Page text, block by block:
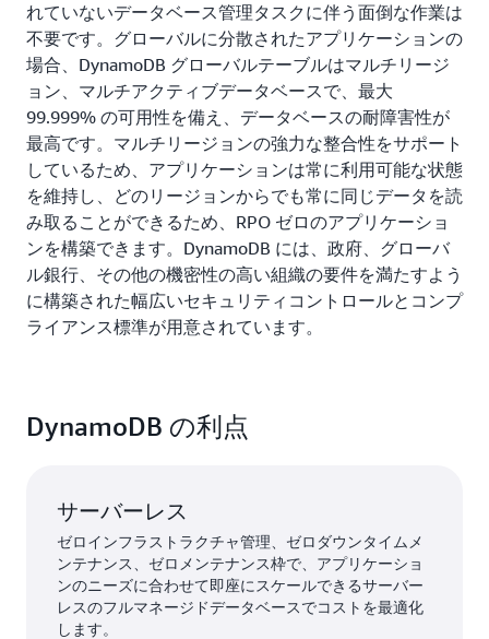
れていないデータベース管理タスクに伴う面倒な作業は
不要です。グローバルに分散されたアプリケーションの
場合、DynamoDB グローバルテーブルはマルチリージ
ョン、マルチアクティブデータベースで、最大
99.999% の可用性を備え、データベースの耐障害性が
最高です。マルチリージョンの強力な整合性をサポート
しているため、アプリケーションは常に利用可能な状態
を維持し、どのリージョンからでも常に同じデータを読
み取ることができるため、RPO ゼロのアプリケーショ
ンを構築できます。DynamoDB には、政府、グローバ
ル銀行、その他の機密性の高い組織の要件を満たすよう
に構築された幅広いセキュリティコントロールとコンプ
ライアンス標準が用意されています。
DynamoDB の利点
サーバーレス
ゼロインフラストラクチャ管理、ゼロダウンタイムメ
ンテナンス、ゼロメンテナンス枠で、アプリケーショ
ンのニーズに合わせて即座にスケールできるサーバー
レスのフルマネージドデータベースでコストを最適化
します。